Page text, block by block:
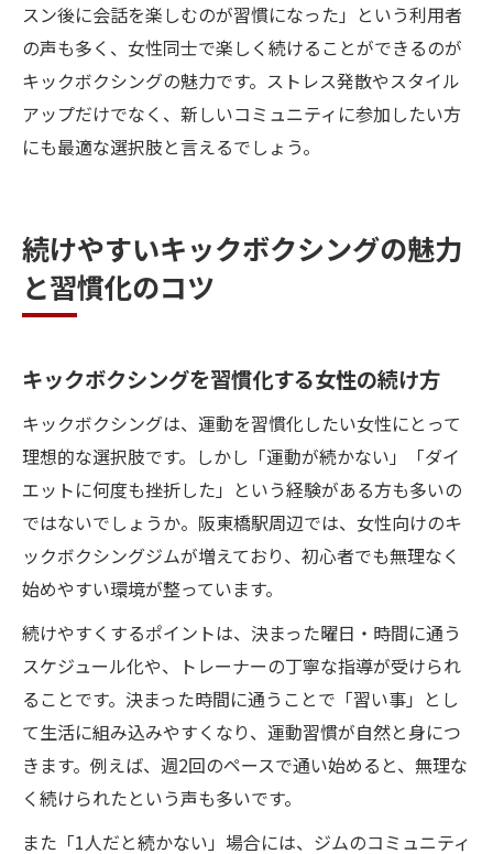
スン後に会話を楽しむのが習慣になった」という利用者
の声も多く、女性同士で楽しく続けることができるのが
キックボクシングの魅力です。ストレス発散やスタイル
アップだけでなく、新しいコミュニティに参加したい方
にも最適な選択肢と言えるでしょう。
続けやすいキックボクシングの魅力
と習慣化のコツ
キックボクシングを習慣化する女性の続け方
キックボクシングは、運動を習慣化したい女性にとって
理想的な選択肢です。しかし「運動が続かない」「ダイ
エットに何度も挫折した」という経験がある方も多いの
ではないでしょうか。阪東橋駅周辺では、女性向けのキ
ックボクシングジムが増えており、初心者でも無理なく
始めやすい環境が整っています。
続けやすくするポイントは、決まった曜日・時間に通う
スケジュール化や、トレーナーの丁寧な指導が受けられ
ることです。決まった時間に通うことで「習い事」とし
て生活に組み込みやすくなり、運動習慣が自然と身につ
きます。例えば、週2回のペースで通い始めると、無理な
く続けられたという声も多いです。
また「1人だと続かない」場合には、ジムのコミュニティ